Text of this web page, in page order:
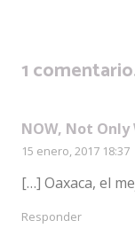
1comentario
NOW, Not
15 enero, 2017 18:37
[…] Oaxaca, el
Responder